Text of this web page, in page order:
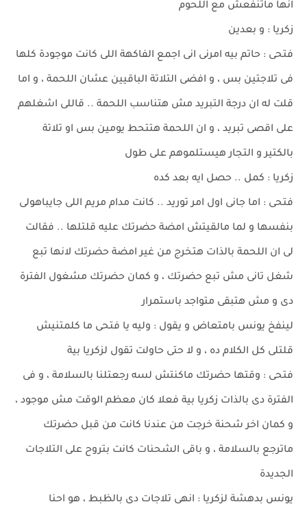
انها ماتنفعش مع اللحوم
زكريا : و بعدين
فتحى : حاتم بيه امرنى انى اجمع الفاكهة اللى كانت موجودة كلها
فى تلاجتين بس ، و افضى التلاتة الباقيين عشان اللحمة ، و اما
قلت له ان درجة التبريد مش هتناسب اللحمة .. قاللى اشغلهم
على اقصى تبريد ، و ان اللحمة هتتحط يومين بس او تلاتة
بالكتير و التجار هيستلموهم على طول
زكريا : كمل .. حصل ايه بعد كده
فتحى : اما جانى اول امر توريد .. كانت مدام مريم اللى جايباهولى
بنفسها و لما مالقيتش امضة حضرتك عليه قلتلها .. فقالت
لى ان اللحمة بالذات هتخرج من غير امضة حضرتك لانها تبع
شغل تانى مش تبع حضرتك ، و كمان حضرتك مشغول الفترة
دى و مش هتبقى متواجد باستمرار
لينفخ يونس بامتعاض و يقول : وليه يا فتحى ما كلمتنيش
قلتلى كل الكلام ده ، و لا حتى حاولت تقول لزكريا بية
فتحى : وقتها حضرتك ماكنتش لسه رجعتلنا بالسلامة ، و فى
الفترة دى بالذات زكريا بية فعلا كان معظم الوقت مش موجود ،
و كمان اخر شحنة خرجت من عندنا كانت من قبل حضرتك
ماترجع بالسلامة ، و باقى الشحنات كانت بتروح على التلاجات
الجديدة
يونس بدهشة لزكريا : انهى تلاجات دى بالظبط ، هو احنا